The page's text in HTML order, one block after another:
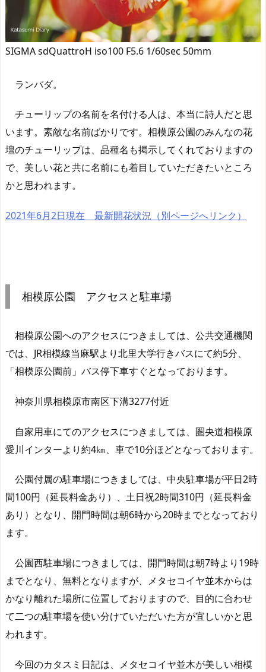
SIGMA sdQuattroH iso100 F5.6 1/60sec 50mm
ランバダ。
チューリップの名前を名付ける人は、本当に詩人だと思
います。素敵な名前ばかりです。相模原公園のみんなの花
壇のチューリップは、品種名も掲示してくれておりますの
で、美しい花と共に名前にも着目していただきたいところ
かと思われます。
2021年6月2日現在 最新開花状況（別ページへリンク）
相模原公園 アクセスと駐車場
相模原公園へのアクセスにつきましては、公共交通機関
では、JR相模線当麻駅より北里大学行きバスにて約5分、
「相模原公園前」バス停下車すぐとなっております。
神奈川県相模原市南区下溝3277付近
自家用車にてのアクセスにつきましては、圏央道相模原
愛川インターより約4㎞、車で10分ほどとなっております。
公園付属の駐車場につきましては、中央駐車場が平日2時
間100円（延長料金あり）、土日祝2時間310円（延長料金
あり）となり、開門時間は朝6時から20時までとなっており
ます。
公園西駐車場につきましては、開門時間は朝7時より19時
までとなり、無料となりますが、メタセコイヤ並木からは
かなり離れた場所に位置しておりますので、目的に合わせ
て二つの駐車場を使い分けていただいた方が宜しいかと思
われます。
今回のカタスミ日記は、メタセコイヤ並木が美しい相模